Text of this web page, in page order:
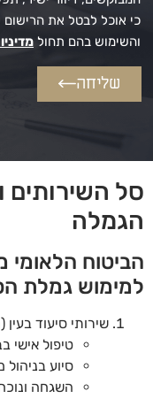
כי אוכל לבטל את
והשימוש בהם תחול
שליחה
סל השירותים
הגמלה
הביטוח הלאומי
למימוש גמלת
שירותי סיעוד
טיפול
סיוע
השגחה